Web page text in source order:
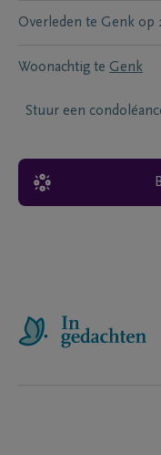
Overleden te Genk op
Woonachtig te Genk
Stuur een